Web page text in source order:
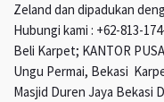
Zeland dan dipadukan
Hubungi kami : +62-813-
Beli Karpet; KANTOR
Ungu Permai, Bekasi
Masjid Duren Jaya Bekasi